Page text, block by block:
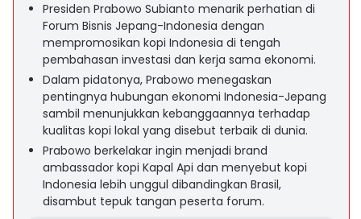
Presiden Prabowo Subianto menarik perhatian di
Forum Bisnis Jepang-Indonesia dengan
mempromosikan kopi Indonesia di tengah
pembahasan investasi dan kerja sama ekonomi.
Dalam pidatonya, Prabowo menegaskan
pentingnya hubungan ekonomi Indonesia-Jepang
sambil menunjukkan kebanggaannya terhadap
kualitas kopi lokal yang disebut terbaik di dunia.
Prabowo berkelakar ingin menjadi brand
ambassador kopi Kapal Api dan menyebut kopi
Indonesia lebih unggul dibandingkan Brasil,
disambut tepuk tangan peserta forum.